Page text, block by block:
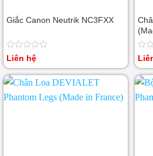
Giắc Canon Neutrik NC3FXX
Được
hạng
0
sao
Liên hệ
hạng
0
sao